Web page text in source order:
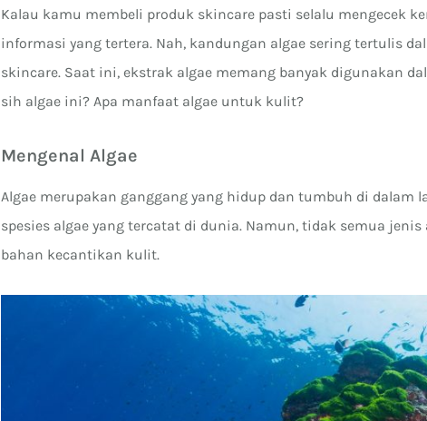
Kalau kamu membeli produk skincare pasti selalu mengecek
informasi yang tertera. Nah, kandungan algae sering tertulis
skincare. Saat ini, ekstrak algae memang banyak digunakan
sih algae ini? Apa manfaat algae untuk kulit?
Mengenal Algae
Algae merupakan ganggang yang hidup dan tumbuh di dalam
spesies algae yang tercatat di dunia. Namun, tidak semua jenis
bahan kecantikan kulit.